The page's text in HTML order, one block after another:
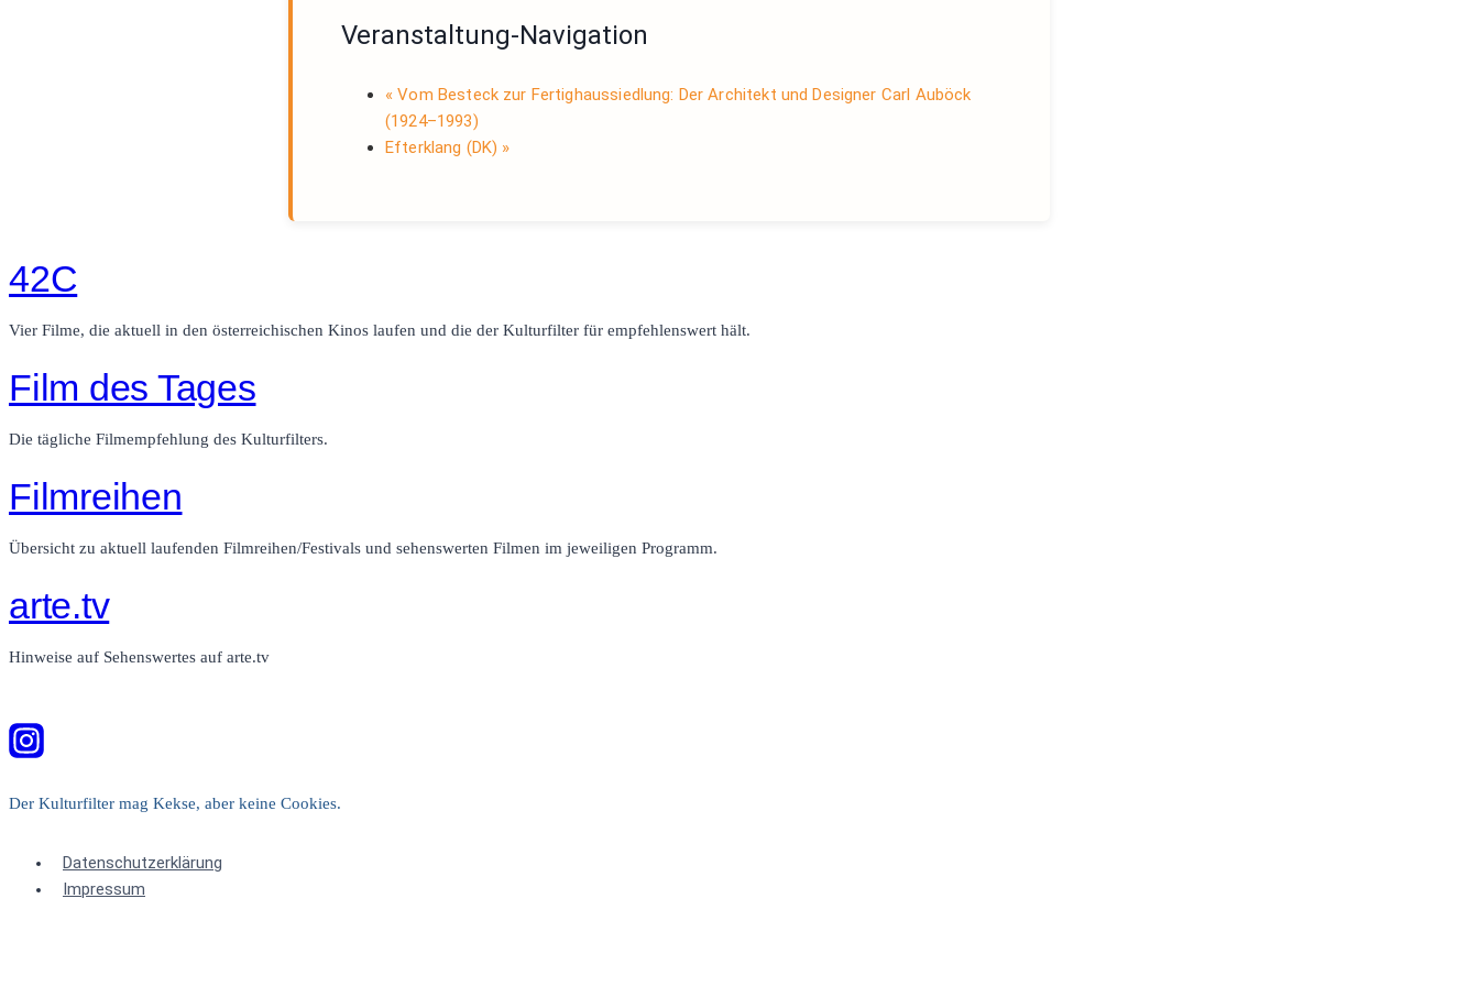
Veranstaltung-Navigation
« Vom Besteck zur Fertig­haus­siedlung: Der Architekt und Designer Carl Auböck
(1924–1993)
Efterklang (DK) »
42C
Vier Filme, die aktuell in den österreichischen Kinos laufen und die der Kulturfilter für empfehlenswert hält.
Film des Tages
Die tägliche Filmempfehlung des Kulturfilters.
Filmreihen
Übersicht zu aktuell laufenden Filmreihen/Festivals und sehenswerten Filmen im jeweiligen Programm.
arte.tv
Hinweise auf Sehenswertes auf arte.tv
Der Kulturfilter mag Kekse, aber keine Cookies.
Datenschutzerklärung
Impressum